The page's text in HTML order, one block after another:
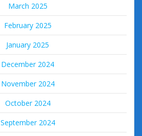
March 2025
February 2025
January 2025
December 2024
November 2024
October 2024
September 2024